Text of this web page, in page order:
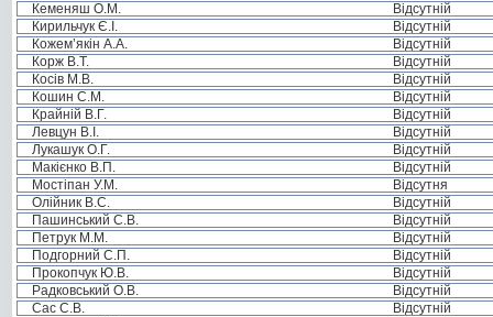
Кеменяш О.М.
Відсутній
Кирильчук Є.І.
Відсутній
Кожем’якін А.А.
Відсутній
Корж В.Т.
Відсутній
Косів М.В.
Відсутній
Кошин С.М.
Відсутній
Крайній В.Г.
Відсутній
Левцун В.І.
Відсутній
Лукашук О.Г.
Відсутній
Макієнко В.П.
Відсутній
Мостіпан У.М.
Відсутня
Олійник В.С.
Відсутній
Пашинський С.В.
Відсутній
Петрук М.М.
Відсутній
Подгорний С.П.
Відсутній
Прокопчук Ю.В.
Відсутній
Радковський О.В.
Відсутній
Сас С.В.
Відсутній